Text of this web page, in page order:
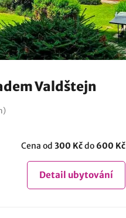
Valdštejn
Cena od 300 Kčdo 600 Kč
Detail ubytování